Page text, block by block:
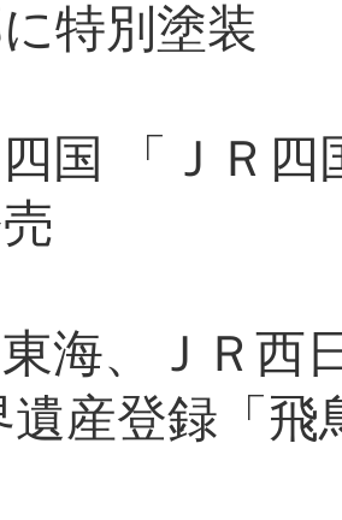
特別塗装
国 「ＪＲ
海、ＪＲ西
遺産登録「